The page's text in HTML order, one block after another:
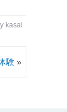
kasai
験 »